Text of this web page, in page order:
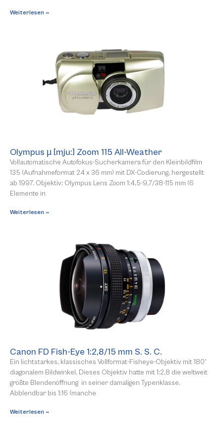
Weiterlesen »
Olympus µ [mju:] Zoom 115 All-Weather
Vollautomatische Autofokus-Sucherkamera für den Kleinbildfilm
135 (Aufnahmeformat 24 x 36 mm) mit DX-Codierung, hergestellt
ab 1997. Objektiv: Olympus Lens Zoom 1:4,5-9,7/38-115 mm (6
Elemente in
Weiterlesen »
Canon FD Fish-Eye 1:2,8/15 mm S. S. C.
Ein lichtstarkes, klassisches Vollformat-Fisheye-Objektiv mit 180°
diagonalem Bildwinkel. Dieses Objektiv hatte mit 1:2,8 die weltweit
größte Blendenöffnung in seiner damaligen Typenklasse.
Abblendbar bis 1:16 (manche
Weiterlesen »